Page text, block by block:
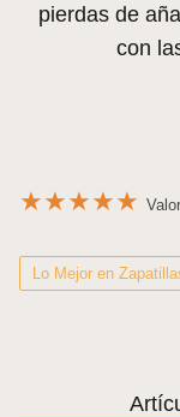
pierdas de
con
★★★★★
Lo Mejor en